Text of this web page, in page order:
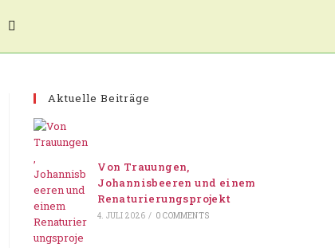
Aktuelle Beiträge
Von Trauungen,
Johannisbeeren und einem
Renaturierungsprojekt
4. JULI 2026 / 0 COMMENTS